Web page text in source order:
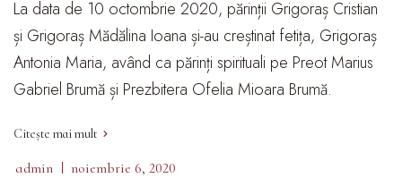
La data de 10 octombrie 2020, părinții Grigoraș Cristian
și Grigoraș Mădălina Ioana și-au creștinat fetița, Grigoraș
Antonia Maria, având ca părinți spirituali pe Preot Marius
Gabriel Brumă și Prezbitera Ofelia Mioara Brumă.
Citește mai mult
admin noiembrie 6, 2020